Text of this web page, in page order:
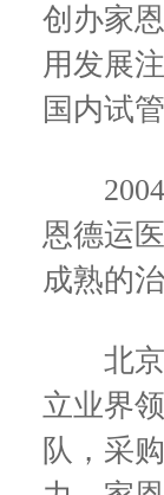
创办家
用发展
国内试
2004
恩德运
成熟的
北京
立业界
队，采